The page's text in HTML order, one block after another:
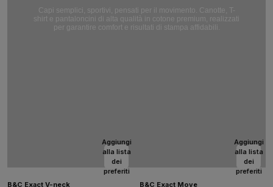
Capi semplici, sportivi, pensati per il movimento. Canotte, T-
shirt e pantaloncini di alta qualità in cotone premium, realizzati
per garantire comfort e risultati di stampa affidabili.
Aggiungi
alla lista
dei
preferiti
B&C Exact V-neck
Aggiungi
alla lista
dei
preferiti
B&C Exact Move